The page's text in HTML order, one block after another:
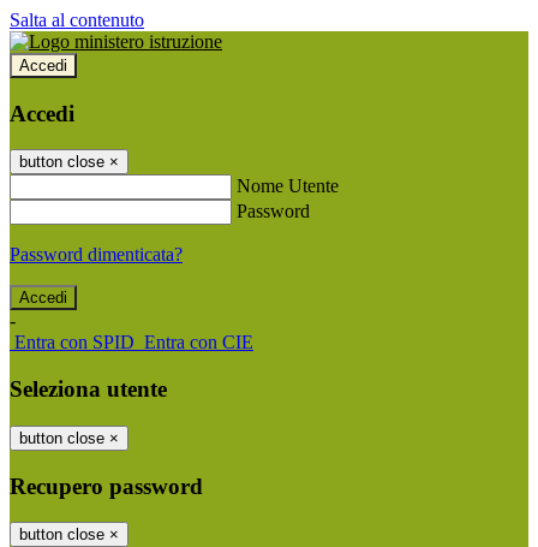
Salta al contenuto
Accedi
Accedi
button close ×
Nome Utente
Password
Password dimenticata?
-
Entra con SPID Entra con CIE
Seleziona utente
button close ×
Recupero password
button close ×